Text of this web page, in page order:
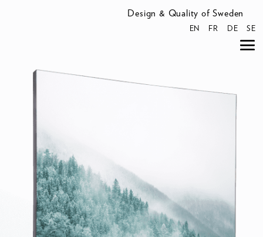
Design & Quality of Sweden
EN FR DE SE